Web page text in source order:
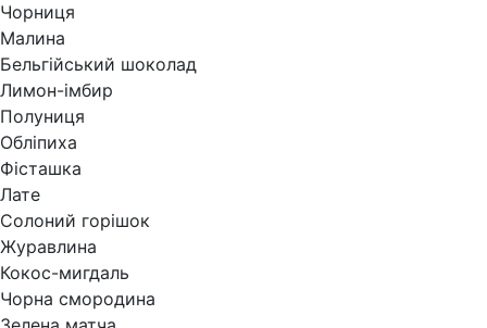
Чорниця
Малина
Бельгійський шоколад
Лимон-імбир
Полуниця
Обліпиха
Фісташка
Лате
Солоний горішок
Журавлина
Кокос-мигдаль
Чорна смородина